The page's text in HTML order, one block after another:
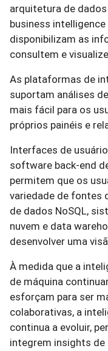
arquitetura de
business
disponibilizam as
consultem e
As plataformas de
suportam análises
mais fácil para os
próprios painéis e
Interfaces de
software back-end
permitem que os
variedade de fontes
de dados NoSQL,
nuvem e data
desenvolver uma
À medida que a
de máquina
esforçam para ser
colaborativas, a
continua a evoluir,
integrem insights de